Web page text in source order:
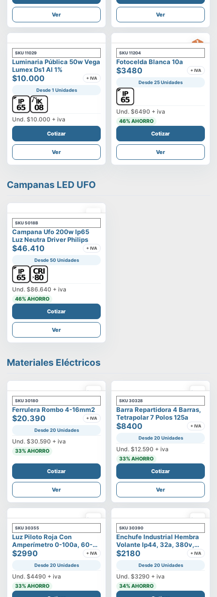
Ver Ver
SKU 11029
Luminaria Pública 50w Vega
Lumex Ds1 Al 1%
$10.000 + IVA
Desde 1 Unidades
Und. $10.000 + iva
Cotizar
Ver
SKU 11204
Fotocelda Blanca 10a
$3480 + IVA
Desde 25 Unidades
Und. $6490 + iva
46% AHORRO
Cotizar
Ver
Campanas LED UFO
SKU 5018B
Campana Ufo 200w Ip65
Luz Neutra Driver Philips
$46.410 + IVA
Desde 50 Unidades
Und. $86.640 + iva
46% AHORRO
Cotizar
Ver
Materiales Eléctricos
SKU 30180
Ferrulera Rombo 4-16mm2
$20.390 + IVA
Desde 20 Unidades
Und. $30.590 + iva
33% AHORRO
Cotizar
Ver
SKU 30328
Barra Repartidora 4 Barras,
Tetrapolar 7 Polos 125a
$8400 + IVA
Desde 20 Unidades
Und. $12.590 + iva
33% AHORRO
Cotizar
Ver
SKU 30355
Luz Piloto Roja Con
Amperímetro 0-100a, 60-
500v
$2990 + IVA
Desde 20 Unidades
Und. $4490 + iva
33% AHORRO
SKU 30390
Enchufe Industrial Hembra
Volante Ip44, 32a, 380v,
3p+t
$2180 + IVA
Desde 20 Unidades
Und. $3290 + iva
34% AHORRO